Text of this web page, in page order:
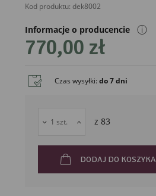
Kod produktu: dek8002
Informacje o producencie
Ćwikliński
ⓘ
770,00 zł
Czas wysyłki:do 7 dni
z 83
DODAJ DO KOSZYKA